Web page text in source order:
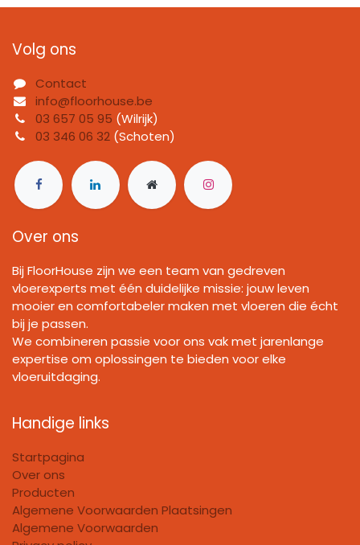
Volg ons
Contact
info@floorhouse.be
03 657 05 95 (Wilrijk)
03 346 06 32 (Schoten)
Over ons
Bij FloorHouse zijn we een team van gedreven
vloerexperts met één duidelijke missie: jouw leven
mooier en comfortabeler maken met vloeren die écht
bij je passen.
We combineren passie voor ons vak met jarenlange
expertise om oplossingen te bieden voor elke
vloeruitdaging.
Handige links
Startpagina
Over ons
Producten
Algemene Voorwaarden Plaatsingen
Algemene Voorwaarden